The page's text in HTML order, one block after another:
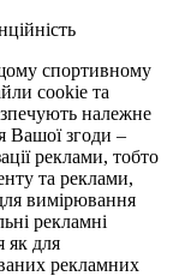
спортивному
cookie та
належне
Вашої згоди –
реклами, тобто
та реклами,
вимірювання
рекламні
як для
рекламних